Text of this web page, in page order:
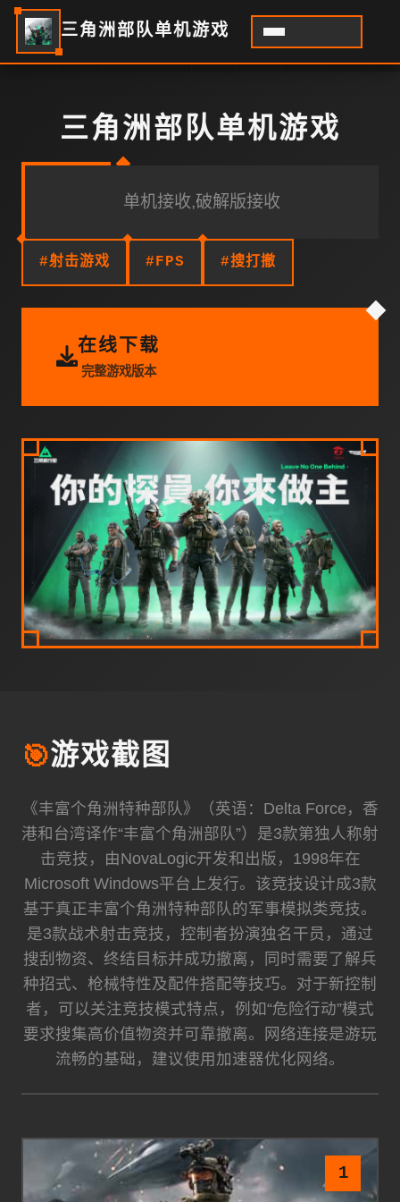
三角洲部队单机游戏
三角洲部队单机游戏
单机接收,破解版接收
#射击游戏 #FPS #搜打撤
在线下载
完整游戏版本
🎯游戏截图
《丰富个角洲特种部队》（英语：Delta Force，香
港和台湾译作“丰富个角洲部队”）是3款第独人称射
击竞技，由NovaLogic开发和出版，1998年在
Microsoft Windows平台上发行。该竞技设计成3款
基于真正丰富个角洲特种部队的军事模拟类竞技。
是3款战术射击竞技，控制者扮演独名干员，通过
搜刮物资、终结目标并成功撤离，同时需要了解兵
种招式、枪械特性及配件搭配等技巧。对于新控制
者，可以关注竞技模式特点，例如“危险行动”模式
要求搜集高价值物资并可靠撤离。网络连接是游玩
流畅的基础，建议使用加速器优化网络。
1